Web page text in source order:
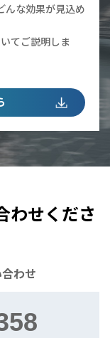
んな効果が見込め
てご説明しま
わせくださ
わせ